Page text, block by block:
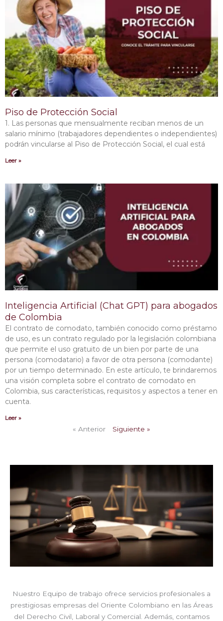
Piso de Protección Social
1. Las personas que mensualmente reciban menos de un
salario mínimo (trabajadores dependientes o independientes)
podrán vincularse al Piso de Protección Social, el cual está
Leer »
Inteligencia Artificial (Chat GPT) para abogados
de Colombia
El contrato de comodato, también conocido como préstamo
de uso, es un contrato regulado por la legislación colombiana
que permite el uso gratuito de un bien por parte de una
persona (comodatario) a favor de otra persona (comodante)
por un tiempo determinado. En este artículo, te brindaremos
una visión completa sobre el contrato de comodato en
Colombia, sus características, requisitos y aspectos a tener en
cuenta.
Leer »
« Anterior Siguiente »
Nuestro Equipo de trabajo ofrece servicios profesionales a
prestigiosas empresas del Oriente Colombiano en las Áreas
del Derecho Civil, Laboral y Comercial. Además, contamos